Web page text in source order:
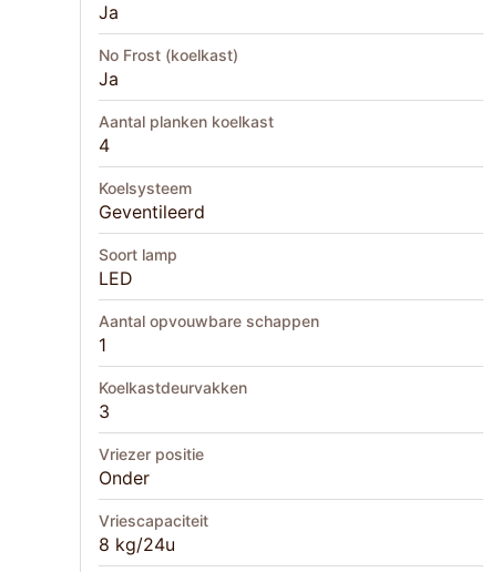
Ja
No Frost (koelkast)
Ja
Aantal planken koelkast
4
Koelsysteem
Geventileerd
Soort lamp
LED
Aantal opvouwbare schappen
1
Koelkastdeurvakken
3
Vriezer positie
Onder
Vriescapaciteit
8 kg/24u